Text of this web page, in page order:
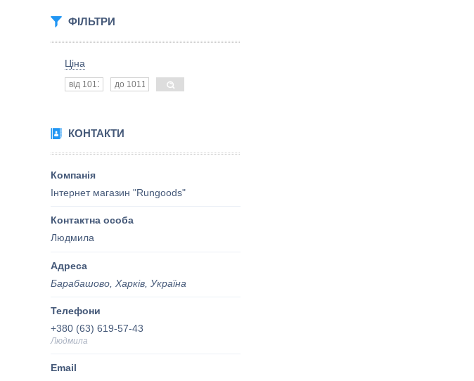
ФІЛЬТРИ
Ціна
КОНТАКТИ
Інтернет магазин "Rungoods"
Людмила
Барабашово, Харків, Україна
+380 (63) 619-57-43
Людмила